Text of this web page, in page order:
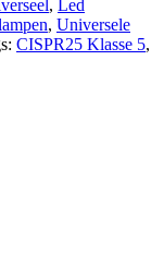
,
Led
, Universele
CISPR25 Klasse 5,